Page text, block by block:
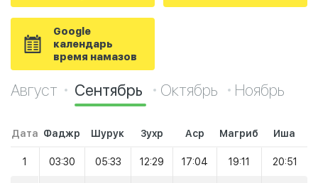
Google
календарь
время намазов
Август Сентябрь Октябрь Ноябрь
Дата Фаджр Шурук Зухр Аср Магриб Иша
1 03:30 05:33 12:29 17:04 19:11 20:51